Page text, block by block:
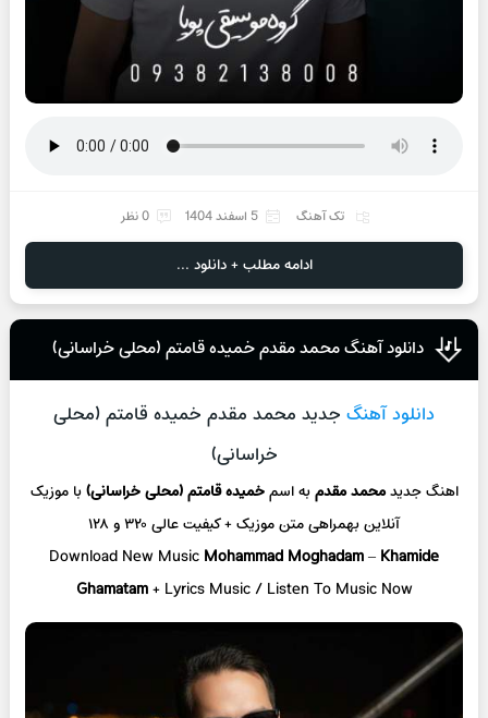
تک آهنگ 5 اسفند 1404 0 نظر
ادامه مطلب + دانلود ...
دانلود آهنگ محمد مقدم خمیده قامتم (محلی خراسانی)
دانلود آهنگ جدید محمد مقدم خمیده قامتم (محلی
خراسانی)
اهنگ جدیدمحمد مقدمبه اسمخمیده قامتم (محلی خراسانی)با موزیک
آنلاینبهمراهی متن موزیک + کیفیت عالی ۳۲۰ و ۱۲۸
Download New Music Mohammad Moghadam– Khamide
Ghamatam+ Lyrics Music / Listen To Music Now